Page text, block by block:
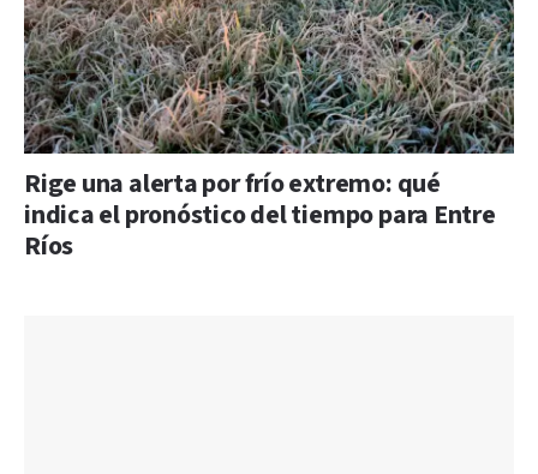
Rige una alerta por frío extremo: qué
indica el pronóstico del tiempo para Entre
Ríos